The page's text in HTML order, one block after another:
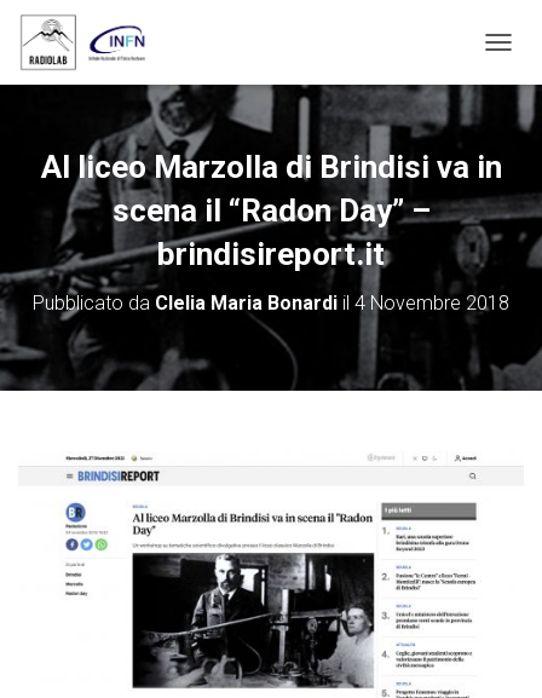
A
A
Z
I
O
T
Al liceo Marzolla di Brindisi va in
scena il “Radon Day” –
brindisireport.it
Pubblicato da Clelia Maria Bonardi il 4 Novembre 2018